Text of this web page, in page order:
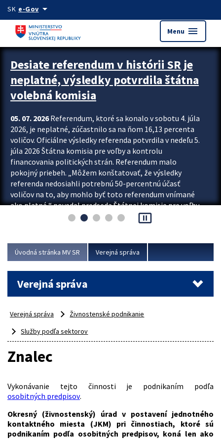
Preskocit na hlavný obsah
SK e-Govarrow_drop_down
Menu menu
Zastavit automatický posun upútavok
Desiate referendum v histórii SR je
neplatné, výsledky potvrdila štátna
volebná komisia
05. 07. 2026Referendum, ktoré sa konalo v sobotu 4. júla
2026, je neplatné, zúčastnilo sa na ňom 16,13 percenta
voličov. Oficiálne výsledky referenda potvrdila v nedeľu 5.
júla 2026 Štátna komisia pre voľby a kontrolu
financovania politických strán. Referendum malo
pokojný priebeh. „Môžem konštatovať, že výsledky
referenda nedosiahli potrebnú 50-percentnú účasť
voličov na to, aby mohlo byť toto referendum vnímané
ako platné,“ povedal predseda Štátnej komisie pre voľby
a kontrolu financovania politických...
pause_presentation
Úvodná stránka MV SR Verejná správa
Verejná správa
Verejná správa
Živnostenské podnikanie
Služby podľa sektorov
Znalec
Vykonávanie tejto činnosti je podnikaním podľa
osobitných predpisov.
Okresný (živnostenský) úrad v postavení jednotného
kontaktného miesta (JKM) pri činnostiach, ktoré sú
podnikaním podľa osobitných predpisov, koná len ako